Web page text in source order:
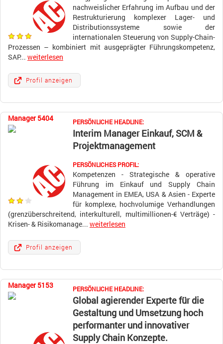
nachweislicher Erfahrung im Aufbau und der
Restrukturierung komplexer Lager- und
Distributionssysteme sowie der
internationalen Steuerung von Supply-Chain-
Prozessen – kombiniert mit ausgeprägter Führungskompetenz,
SAP... weiterlesen
Profil anzeigen
Manager 5404 PERSÖNLICHE HEADLINE:
Interim Manager Einkauf, SCM &
Projektmanagement
PERSÖNLICHES PROFIL:
Kompetenzen - Strategische & operative
Führung im Einkauf und Supply Chain
Management in EMEA, USA & Asien - Experte
für komplexe, hochvolumige Verhandlungen
(grenzüberschreitend, interkulturell, multimillionen-€ Verträge) -
Krisen- & Risikomanage... weiterlesen
Profil anzeigen
Manager 5153 PERSÖNLICHE HEADLINE:
Global agierender Experte für die
Gestaltung und Umsetzung hoch
performanter und innovativer
Supply Chain Konzepte.